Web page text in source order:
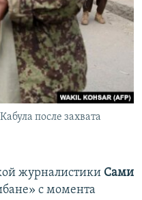
после захвата
журналистики Сами
с момента